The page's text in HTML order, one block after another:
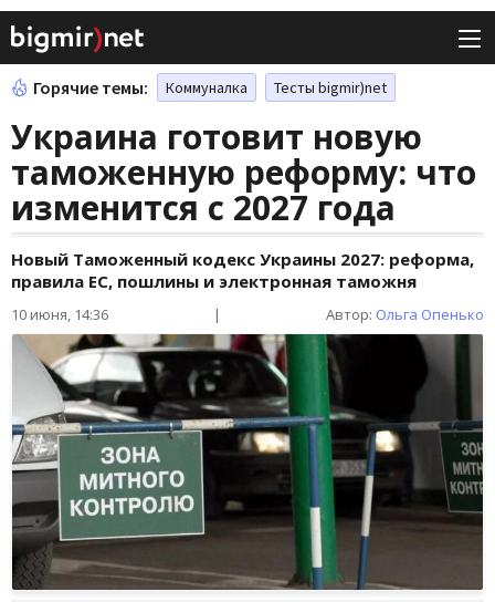
Горячие темы: Коммуналка Тесты bigmir)net
Украина готовит новую
таможенную реформу: что
изменится с 2027 года
Новый Таможенный кодекс Украины 2027: реформа,
правила ЕС, пошлины и электронная таможня
10 июня, 14:36 | Автор: Ольга Опенько